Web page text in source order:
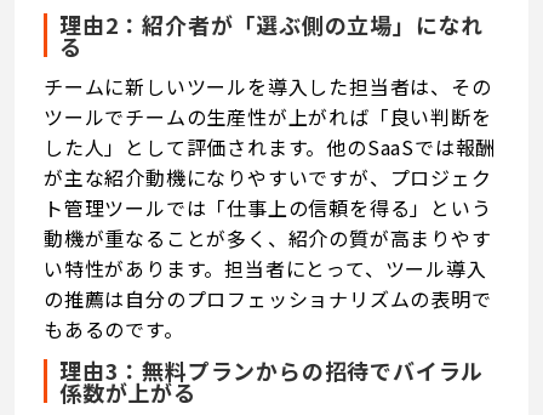
理由2：紹介者が「選ぶ側の立場」になれ
る
チームに新しいツールを導入した担当者は、その
ツールでチームの生産性が上がれば「良い判断を
した人」として評価されます。他のSaaSでは報酬
が主な紹介動機になりやすいですが、プロジェク
ト管理ツールでは「仕事上の信頼を得る」という
動機が重なることが多く、紹介の質が高まりやす
い特性があります。担当者にとって、ツール導入
の推薦は自分のプロフェッショナリズムの表明で
もあるのです。
理由3：無料プランからの招待でバイラル
係数が上がる